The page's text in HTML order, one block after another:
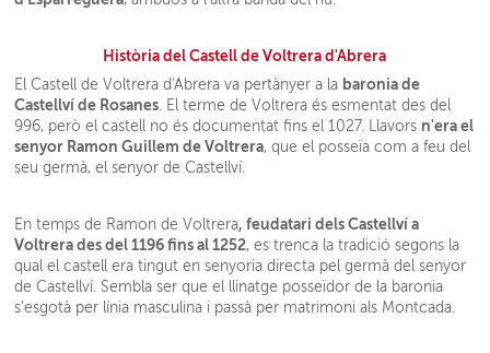
Història del Castell de Voltrera d'Abrera
El Castell de Voltrera d'Abrera va pertànyer a la baronia de
Castellví de Rosanes . El terme de Voltrera és esmentat des del
996, però el castell no és documentat fins el 1027. Llavors n'era el
senyor Ramon Guillem de Voltrera, que el posseïa com a feu del
seu germà, el senyor de Castellví.
En temps de Ramon de Voltrera, feudatari dels Castellví a
Voltrera des del 1196 fins al 1252, es trenca la tradició segons la
qual el castell era tingut en senyoria directa pel germà del senyor
de Castellví. Sembla ser que el llinatge posseïdor de la baronia
s'esgotà per línia masculina i passà per matrimoni als Montcada.